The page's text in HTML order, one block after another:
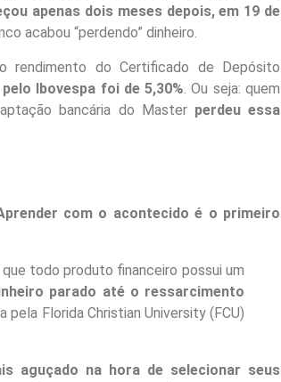
apenas dois meses depois, em 19 de
acabou “perdendo” dinheiro.
rendimento do Certificado de Depósito
Ibovespa foi de 5,30% . Ou seja: quem
bancária do Master perdeu essa
com o acontecido é o primeiro
todo produto financeiro possui um
parado até o ressarcimento
pela Florida Christian University (FCU)
aguçado na hora de selecionar seus